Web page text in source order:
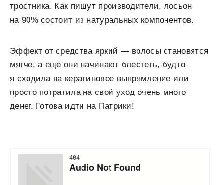
тростника. Как пишут производители, лосьон
на 90% состоит из натуральных компонентов.
Эффект от средства яркий — волосы становятся
мягче, а еще они начинают блестеть, будто
я сходила на кератиновое выпрямление или
просто потратила на свой уход очень много
денег. Готова идти на Патрики!